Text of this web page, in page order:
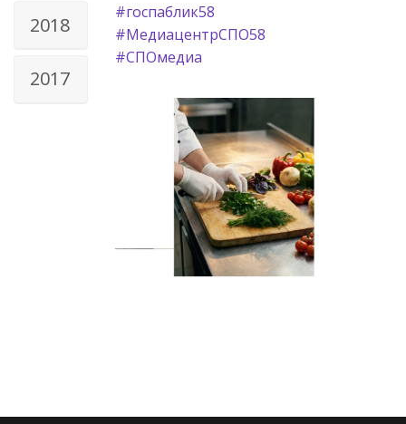
2018
2017
#госпаблик58
#МедиацентрСПО58
#СПОмедиа